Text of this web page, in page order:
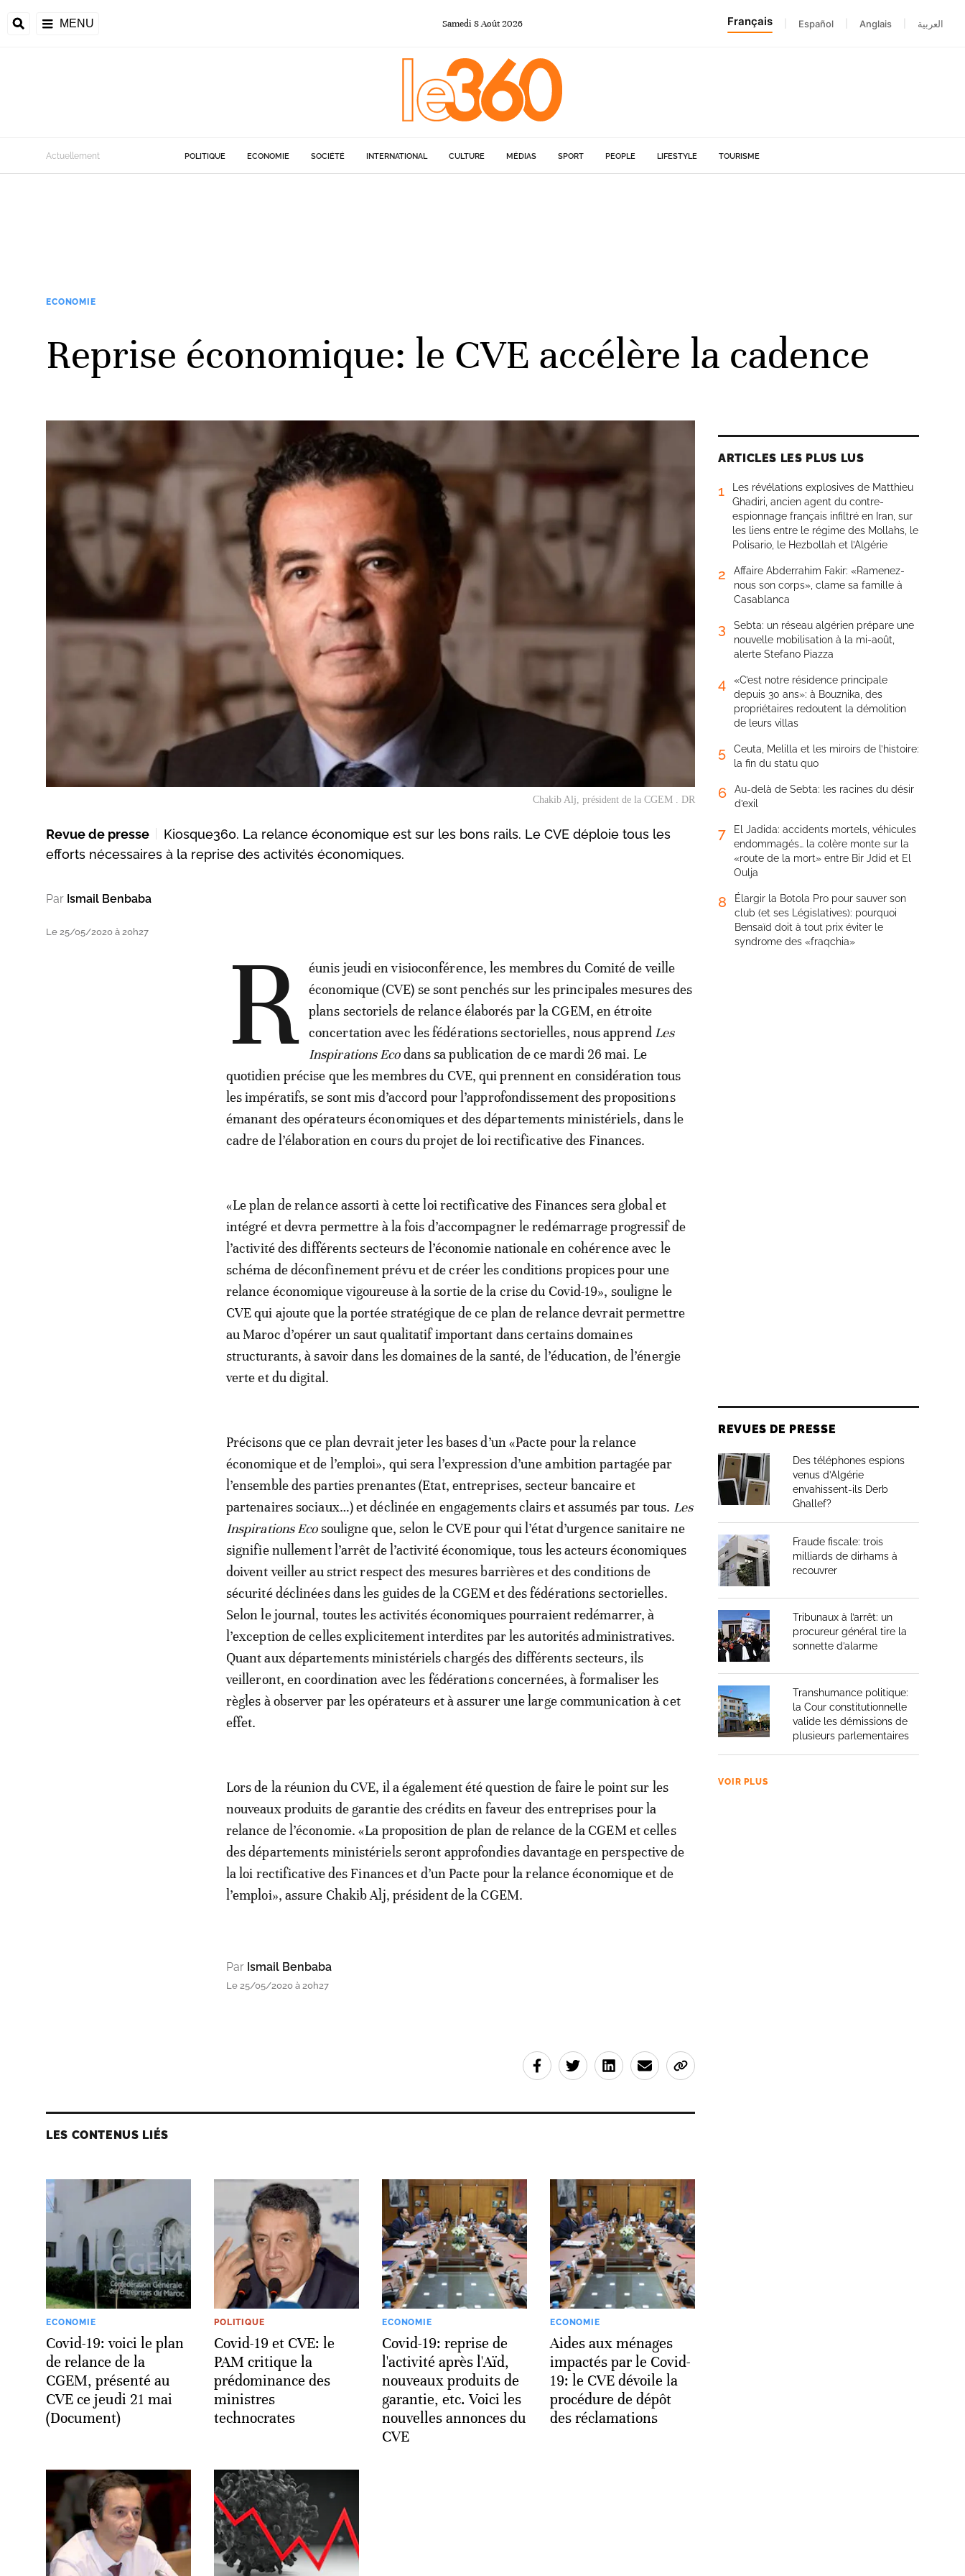
MENU Samedi 8Août2026 Français Español Anglais العربية
Actuellement POLITIQUE ECONOMIE SOCIÉTÉ INTERNATIONAL CULTURE MÉDIAS SPORT PEOPLE LIFESTYLE TOURISME
ECONOMIE
Reprise économique: le CVE accélère la cadence
Chakib Alj, président de la CGEM . DR
Revue de presse
Kiosque360. La relance économique est sur les bons rails. Le CVE déploie tous les
efforts nécessaires à la reprise des activités économiques.
Par Ismail Benbaba
Le 25/05/2020 à 20h27 R éunis jeudi en visioconférence, les membres du Comité de veille
économique (CVE) se sont penchés sur les principales mesures des
plans sectoriels de relance élaborés par la CGEM, en étroite
concertation avec les fédérations sectorielles, nous apprend Les
Inspirations Ecodans sa publication de ce mardi 26 mai. Le
quotidien précise que les membres du CVE, qui prennent en considération tous
les impératifs, se sont mis d’accord pour l’approfondissement des propositions
émanant des opérateurs économiques et des départements ministériels, dans le
cadre de l’élaboration en cours du projet de loi rectificative des Finances.
«Le plan de relance assorti à cette loi rectificative des Finances sera global et
intégré et devra permettre à la fois d’accompagner le redémarrage progressif de
l’activité des différents secteurs de l’économie nationale en cohérence avec le
schéma de déconfinement prévu et de créer les conditions propices pour une
relance économique vigoureuse à la sortie de la crise du Covid-19», souligne le
CVE qui ajoute que la portée stratégique de ce plan de relance devrait permettre
au Maroc d’opérer un saut qualitatif important dans certains domaines
structurants, à savoir dans les domaines de la santé, de l’éducation, de l’énergie
verte et du digital.
Précisons que ce plan devrait jeter les bases d’un «Pacte pour la relance
économique et de l’emploi», qui sera l’expression d’une ambition partagée par
l’ensemble des parties prenantes (Etat, entreprises, secteur bancaire et
partenaires sociaux…) et déclinée en engagements clairs et assumés par tous. Les
Inspirations Ecosouligne que, selon le CVE pour qui l’état d’urgence sanitaire ne
signifie nullement l’arrêt de l’activité économique, tous les acteurs économiques
doivent veiller au strict respect des mesures barrières et des conditions de
sécurité déclinées dans les guides de la CGEM et des fédérations sectorielles.
Selon le journal, toutes les activités économiques pourraient redémarrer, à
l’exception de celles explicitement interdites par les autorités administratives.
Quant aux départements ministériels chargés des différents secteurs, ils
veilleront, en coordination avec les fédérations concernées, à formaliser les
règles à observer par les opérateurs et à assurer une large communication à cet
effet.
Lors de la réunion du CVE, il a également été question de faire le point sur les
nouveaux produits de garantie des crédits en faveur des entreprises pour la
relance de l’économie. «La proposition de plan de relance de la CGEM et celles
des départements ministériels seront approfondies davantage en perspective de
la loi rectificative des Finances et d’un Pacte pour la relance économique et de
l’emploi», assure Chakib Alj, président de la CGEM.
Par Ismail Benbaba
Le 25/05/2020 à 20h27
LES CONTENUS LIÉS
ECONOMIE
Covid-19: voici le plan
de relance de la
CGEM, présenté au
CVE ce jeudi 21 mai
(Document)
POLITIQUE
Covid-19 et CVE: le
PAM critique la
prédominance des
ministres
technocrates
ECONOMIE
Covid-19: reprise de
l'activité après l'Aïd,
nouveaux produits de
garantie, etc. Voici les
nouvelles annonces du
CVE
ECONOMIE
Aides aux ménages
impactés par le Covid-
19: le CVE dévoile la
procédure de dépôt
des réclamations
ARTICLES LES PLUS LUS
1
Les révélations explosives de Matthieu
Ghadiri, ancien agent du contre-
espionnage français infiltré en Iran, sur
les liens entre le régime des Mollahs, le
Polisario, le Hezbollah et l’Algérie
2
Affaire Abderrahim Fakir: «Ramenez-
nous son corps», clame sa famille à
Casablanca
3
Sebta: un réseau algérien prépare une
nouvelle mobilisation à la mi-août,
alerte Stefano Piazza
4
«C’est notre résidence principale
depuis 30 ans»: à Bouznika, des
propriétaires redoutent la démolition
de leurs villas
5
Ceuta, Melilla et les miroirs de l’histoire:
la fin du statu quo
6
Au-delà de Sebta: les racines du désir
d’exil
7
El Jadida: accidents mortels, véhicules
endommagés… la colère monte sur la
«route de la mort» entre Bir Jdid et El
Oulja
8
Élargir la Botola Pro pour sauver son
club (et ses Législatives): pourquoi
Bensaïd doit à tout prix éviter le
syndrome des «fraqchia»
REVUES DE PRESSE
Des téléphones espions
venus d’Algérie
envahissent-ils Derb
Ghallef?
Fraude fiscale: trois
milliards de dirhams à
recouvrer
Tribunaux à l’arrêt: un
procureur général tire la
sonnette d’alarme
Transhumance politique:
la Cour constitutionnelle
valide les démissions de
plusieurs parlementaires
VOIR PLUS